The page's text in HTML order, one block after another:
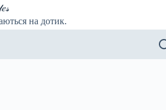
на дотик.